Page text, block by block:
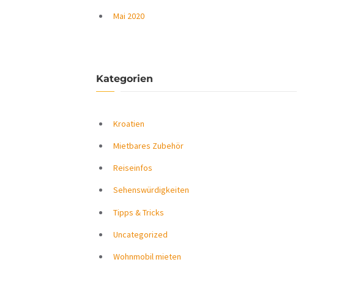
Mai 2020
Kategorien
Kroatien
Mietbares Zubehör
Reiseinfos
Sehenswürdigkeiten
Tipps & Tricks
Uncategorized
Wohnmobil mieten